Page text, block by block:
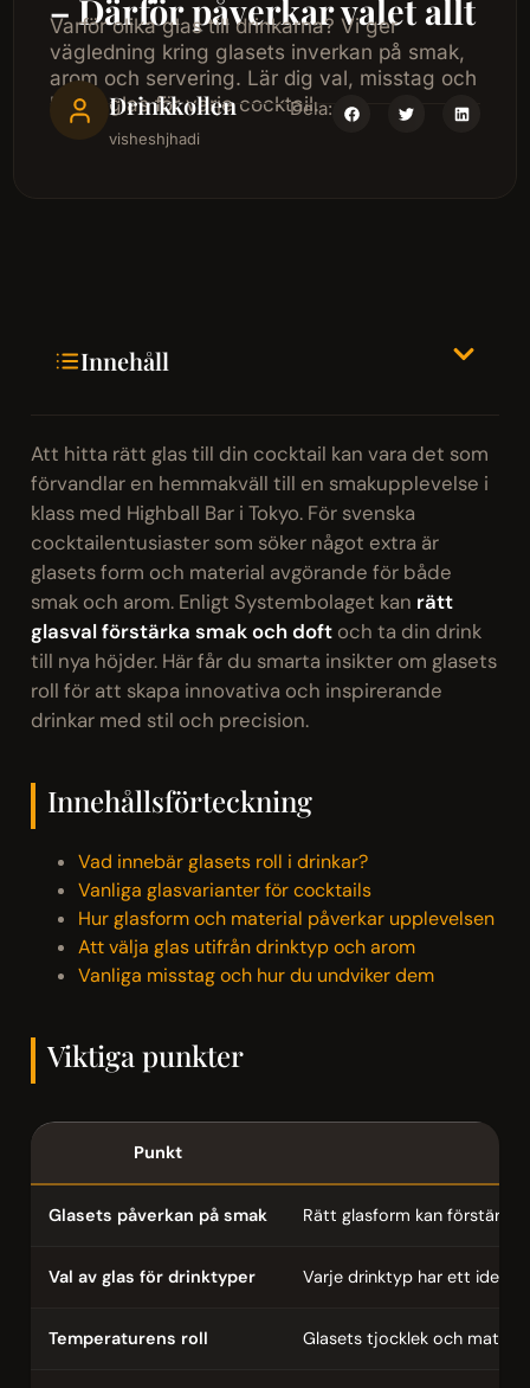
– Därför påverkar valet allt
Varför olika glas till drinkarna? Vi ger
vägledning kring glasets inverkan på smak,
arom och servering. Lär dig val, misstag och
bästa glas för varje cocktail.
Dela:
Drinkkollen
visheshjhadi
Innehåll
Att hitta rätt glas till din cocktail kan vara det som
förvandlar en hemmakväll till en smakupplevelse i
klass med Highball Bar i Tokyo. För svenska
cocktailentusiaster som söker något extra är
glasets form och material avgörande för både
smak och arom. Enligt Systembolaget kan rätt
glasval förstärka smak och doftoch ta din drink
till nya höjder. Här får du smarta insikter om glasets
roll för att skapa innovativa och inspirerande
drinkar med stil och precision.
Innehållsförteckning
Vad innebär glasets roll i drinkar?
Vanliga glasvarianter för cocktails
Hur glasform och material påverkar upplevelsen
Att välja glas utifrån drinktyp och arom
Vanliga misstag och hur du undviker dem
Viktiga punkter
Punkt
Glasets påverkan på smak Rätt glasform kan förstärka
Val av glas för drinktyper Varje drinktyp har ett
Temperaturens roll Glasets tjocklek och